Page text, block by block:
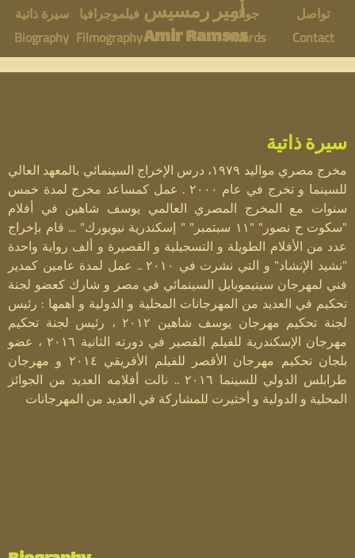
Skip
to
main
A
m
R
a
m
s
e
s
سيرة ذاتية فيلموجرافيا أمير رمسيسجوائز تواصل
M
a
e
n
u
Biography FilmographyAmir Ramses
Awards Contact
سيرة ذاتية
مخرج مصري مواليد ١٩٧٩، درس الإخراج السينمائي بالمعهد العالي
للسينما و تخرج في عام ٢٠٠٠ . عمل كمساعد مخرج لمدة خمس
سنوات مع المخرج المصري العالمي يوسف شاهين في أفلام
"سكوت ح نصور" "١١ سبتمبر" " إسكندرية نيويورك" ... قام بإخراج
عدد من الأفلام الطويلة و التسجيلية و القصيرة و ألف رواية واحدة
"نشيد الإنشاد" و التي نشرت في ٢٠١٠ .. عمل لمدة عامين كمدير
فني لمهرجان سينيموبايل السينمائي في مصر و شارك كعضو لجنة
تحكيم في العديد من المهرجانات المحلية و الدولية و أهمها : رئيس
لجنة تحكيم مهرجان يوسف شاهين ٢٠١٢ ، رئيس لجنة تحكيم
مهرجان الإسكندرية للفيلم القصير في دورته الثانية ٢٠١٦ ، عضو
بلجان تحكيم مهرجان الأقصر للفيلم الأفريقي ٢٠١٤ و مهرجان
طرابلس الدولي للسينما ٢٠١٦ .. نالت أفلامه العديد من الجوائز
المحلية و الدولية و أختيرت للمشاركة في العديد من المهرجانات